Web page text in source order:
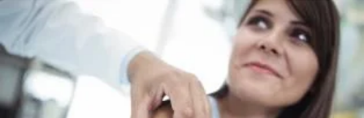
Vacciner
Klinikken tilbyder vaccination af børn og vokse, samt
rejsevaccinationer.